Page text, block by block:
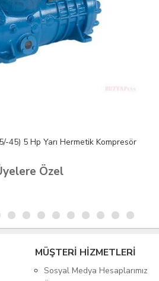
45) 5 Hp Yarı Hermetik Kompresör
Özel
MÜŞTERİ HİZMETLERİ
Sosyal Medya Hesaplarımız